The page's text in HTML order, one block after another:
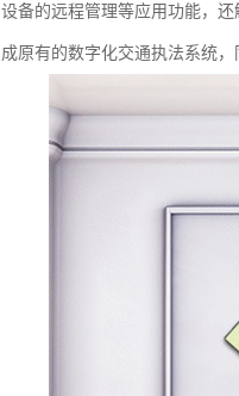
设备的远程管理等应用功能，
成原有的数字化交通执法系统